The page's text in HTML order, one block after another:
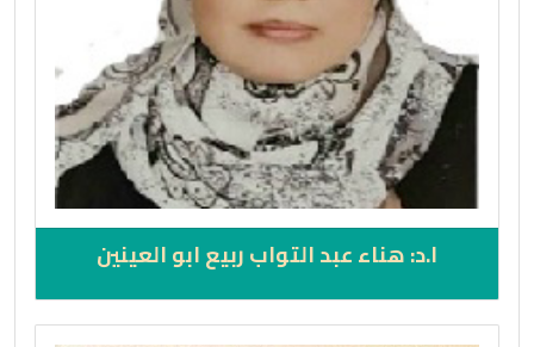
ا.د: هناء عبد التواب ربيع ابو العينين